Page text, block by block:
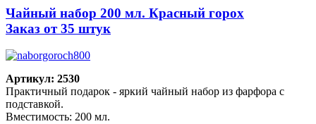
Чайный набор 200 мл. Красный горох
Заказ от 35 штук
Артикул: 2530
Практичный подарок - яркий чайный набор из фарфора с
подставкой.
Вместимость: 200 мл.